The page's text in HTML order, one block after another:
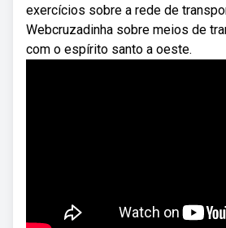
exercícios sobre a rede de
Webcruzadinha sobre meios de
com o espírito santo a oeste.